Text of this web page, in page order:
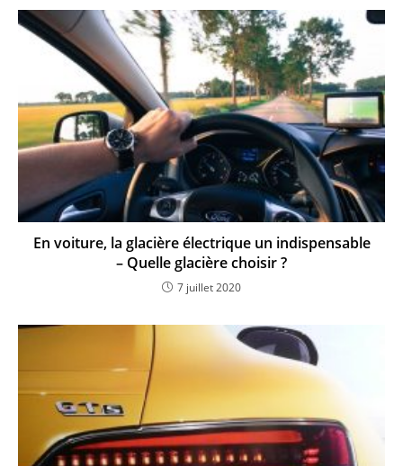
En voiture, la glacière électrique un indispensable
– Quelle glacière choisir ?
7 juillet 2020